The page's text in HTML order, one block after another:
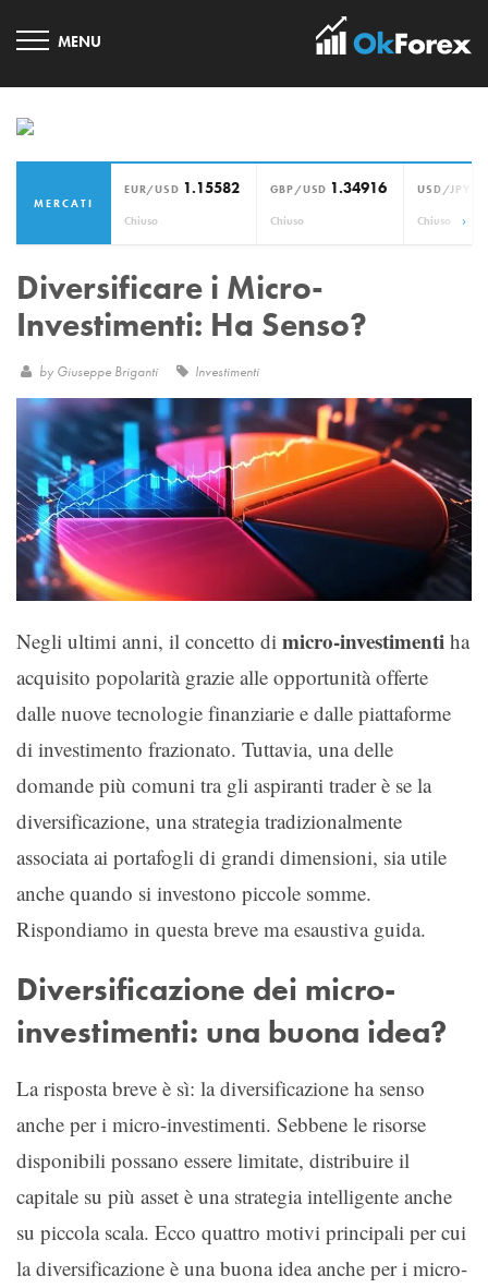
MERCATI
EUR/USD 1.15582
Chiuso
GBP/USD 1.34916
Chiuso
USD/JPY
Chiuso ›
Diversificare i Micro-
Investimenti: Ha Senso?
by Giuseppe Briganti Investimenti
Negli ultimi anni, il concetto di micro-investimenti ha
acquisito popolarità grazie alle opportunità offerte
dalle nuove tecnologie finanziarie e dalle piattaforme
di investimento frazionato. Tuttavia, una delle
domande più comuni tra gli aspiranti trader è se la
diversificazione, una strategia tradizionalmente
associata ai portafogli di grandi dimensioni, sia utile
anche quando si investono piccole somme.
Rispondiamo in questa breve ma esaustiva guida.
Diversificazione dei micro-
investimenti: una buona idea?
La risposta breve è sì: la diversificazione ha senso
anche per i micro-investimenti. Sebbene le risorse
disponibili possano essere limitate, distribuire il
capitale su più asset è una strategia intelligente anche
su piccola scala. Ecco quattro motivi principali per cui
la diversificazione è una buona idea anche per i micro-